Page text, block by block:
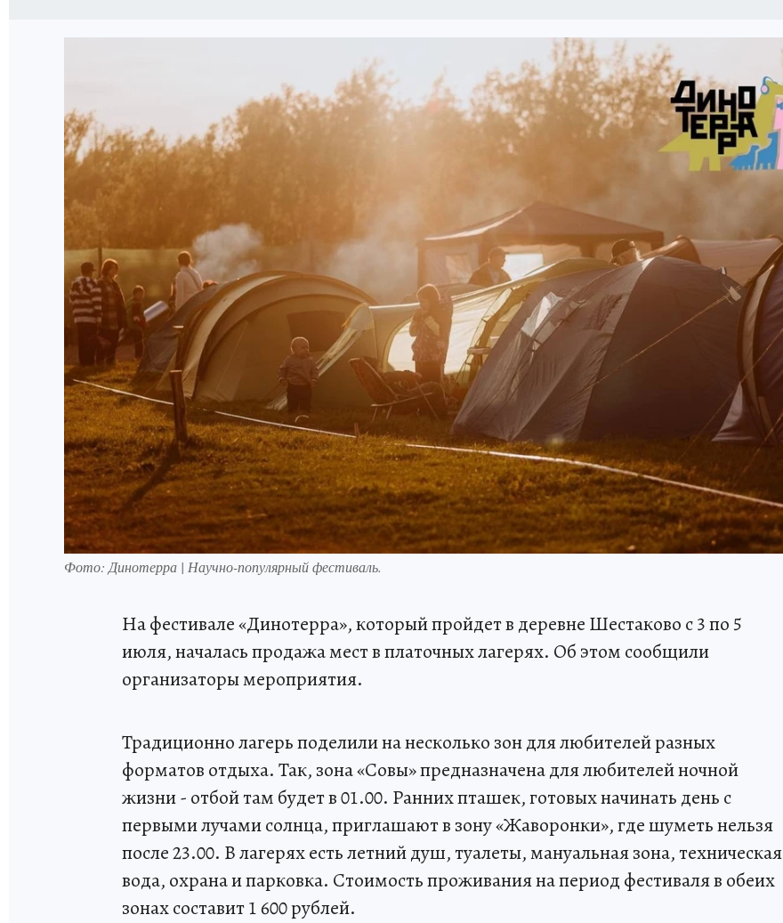
Фото: Динотерра | Научно-популярный фестиваль.
На фестивале «Динотерра», который пройдет в деревне Шестаково с 3 по 5
июля, началась продажа мест в платочных лагерях. Об этом сообщили
организаторы мероприятия.
Традиционно лагерь поделили на несколько зон для любителей разных
форматов отдыха. Так, зона «Совы» предназначена для любителей ночной
жизни - отбой там будет в 01.00. Ранних пташек, готовых начинать день с
первыми лучами солнца, приглашают в зону «Жаворонки», где шуметь нельзя
после 23.00. В лагерях есть летний душ, туалеты, мануальная зона, техническая
вода, охрана и парковка. Стоимость проживания на период фестиваля в обеих
зонах составит 1 600 рублей.